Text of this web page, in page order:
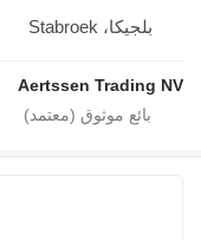
بلجيكا، Stabroek
Aertssen Trading NV